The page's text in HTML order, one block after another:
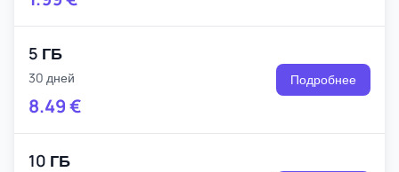
5 ГБ
30 дней
8.49€
Подробнее
10 ГБ